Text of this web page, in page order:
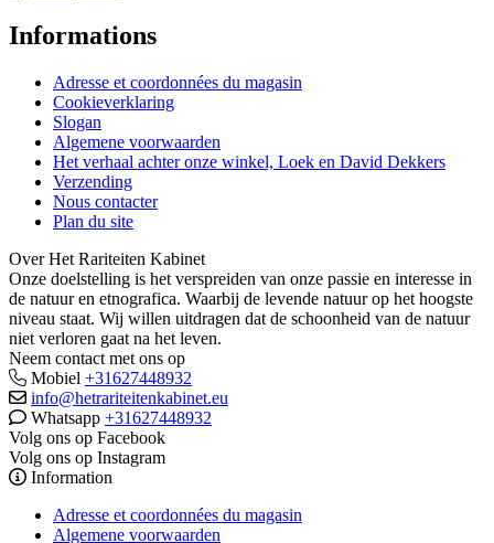
Informations
Adresse et coordonnées du magasin
Cookieverklaring
Slogan
Algemene voorwaarden
Het verhaal achter onze winkel, Loek en David Dekkers
Verzending
Nous contacter
Plan du site
Over Het Rariteiten Kabinet
Onze doelstelling is het verspreiden van onze passie en interesse in
de natuur en etnografica. Waarbij de levende natuur op het hoogste
niveau staat. Wij willen uitdragen dat de schoonheid van de natuur
niet verloren gaat na het leven.
Neem contact met ons op
Mobiel +31627448932
info@hetrariteitenkabinet.eu
Whatsapp +31627448932
Volg ons op Facebook
Volg ons op Instagram
Information
Adresse et coordonnées du magasin
Algemene voorwaarden